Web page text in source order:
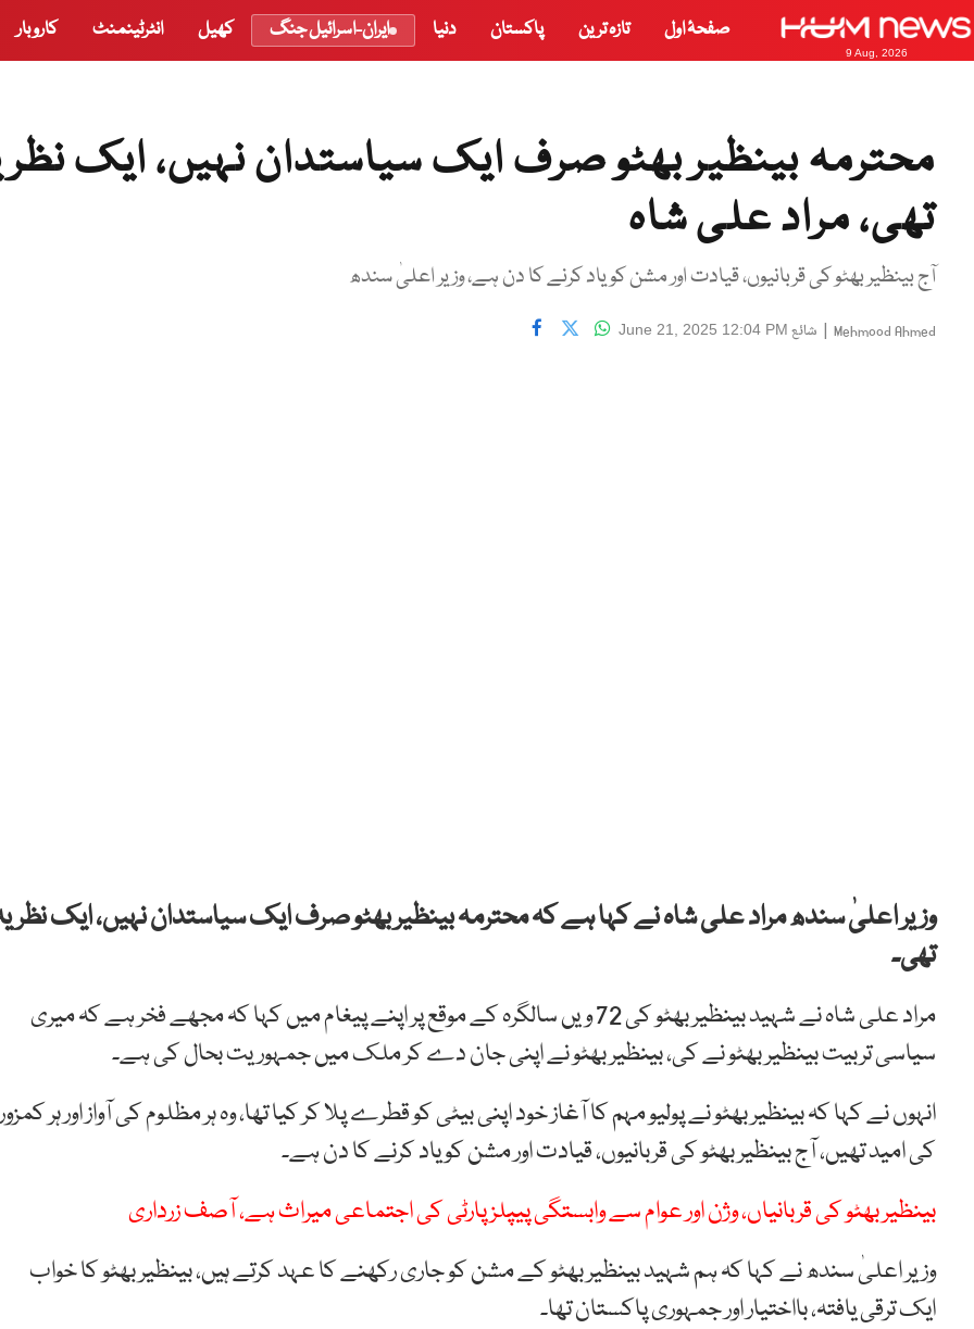
9 Aug, 2026
صفحۂ اول تازہ ترین پاکستان دنیا ایران-اسرائیل جنگ کھیل انٹرٹینمنٹ کاروبار
محترمہ بینظیر بھٹو صرف ایک سیاستدان نہیں، ایک
تھی، مراد علی شاہ
آج بینظیر بھٹو کی قربانیوں، قیادت اور مشن کو یاد کرنے کا دن ہے، وزیر اعلیٰ سندھ
Mehmood Ahmed
| شائع June 21, 2025 12:04 PM
وزیر اعلیٰ سندھ مراد علی شاہ نے کہا ہے کہ محترمہ بینظیر بھٹو صرف ایک سیاستدان نہیں، ایک
تھی۔
مراد علی شاہ نے شہید بینظیر بھٹو کی 72 ویں سالگرہ کے موقع پر اپنے پیغام میں کہا کہ مجھے فخر ہے کہ میری
سیاسی تربیت بینظیر بھٹو نے کی، بینظیر بھٹو نے اپنی جان دے کر ملک میں جمہوریت بحال کی ہے۔
انہوں نے کہا کہ بینظیر بھٹو نے پولیو مہم کا آغاز خود اپنی بیٹی کو قطرے پلا کر کیا تھا، وہ ہر مظلوم کی آواز اور ہر کمزور
کی امید تھیں، آج بینظیر بھٹو کی قربانیوں، قیادت اور مشن کو یاد کرنے کا دن ہے۔
بینظیر بھٹو کی قربانیاں، وژن اور عوام سے وابستگی پیپلز پارٹی کی اجتماعی میراث ہے، آصف زرداری
وزیر اعلیٰ سندھ نے کہا کہ ہم شہید بینظیر بھٹو کے مشن کو جاری رکھنے کا عہد کرتے ہیں، بینظیر بھٹو کا خواب
ایک ترقی یافتہ، بااختیار اور جمہوری پاکستان تھا۔